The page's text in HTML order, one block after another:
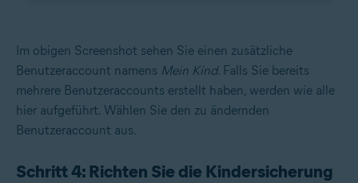
Im obigen Screenshot sehen Sie einen zusätzliche
Benutzeraccount namens Mein Kind. Falls Sie bereits
mehrere Benutzeraccounts erstellt haben, werden wie alle
hier aufgeführt. Wählen Sie den zu ändernden
Benutzeraccount aus.
Schritt 4: Richten Sie die Kindersicherung